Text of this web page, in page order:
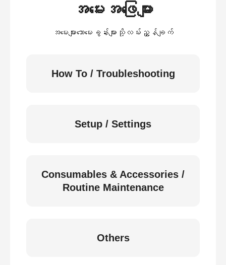
အမေးအဖြေများ
အမေးများသောမေးခွန်းများသို့လမ်းညွှန်ချက်
How To / Troubleshooting
Setup / Settings
Consumables & Accessories /
Routine Maintenance
Others